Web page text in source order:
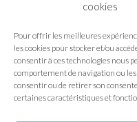
cookies
Pour offrir les meilleures
les cookies pour stocker et/ou
consentir à ces technologies nous
comportement de navigation ou
consentir ou de retirer son
certaines caractéristiques et
Nous contacter
Nous contacter
81 avenue d’Orléans
45190